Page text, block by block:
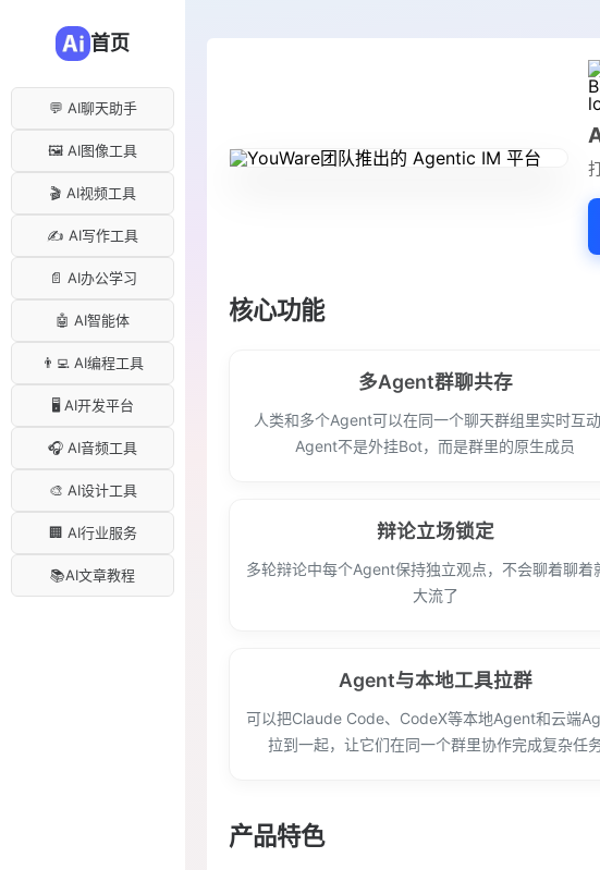
首页
💬 AI聊天助手
🖼️ AI图像工具
🎬 AI视频工具
✍️ AI写作工具
📄 AI办公学习
🤖 AI智能体
👨‍💻 AI编程工具
🖥️ AI开发平台
🎧 AI音频工具
🎨 AI设计工具
🏢 AI行业服务
📚AI文章教程
核心功能
多Agent群聊共存
人类和多个Agent可以在同一个聊天群组里实时互动
Agent不是外挂Bot，而是群里的原生成员
辩论立场锁定
多轮辩论中每个Agent保持独立观点，不会聊着聊着
大流了
Agent与本地工具拉群
可以把Claude Code、CodeX等本地Agent和云端
拉到一起，让它们在同一个群里协作完成复杂任
产品特色